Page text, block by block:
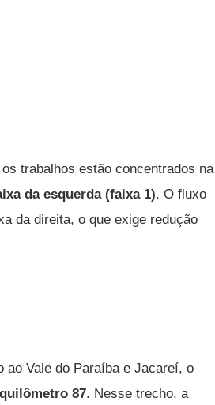
trabalhos estão concentrados na
da esquerda (faixa 1). O fluxo
da direita, o que exige redução
ao Vale do Paraíba e Jacareí, o
quilômetro 87. Nesse trecho, a